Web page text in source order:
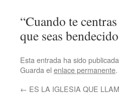
“Cuando te
que seas
Esta entrada ha sido
Guarda el enlace permanente.
← ES LA IGLESIA QUE